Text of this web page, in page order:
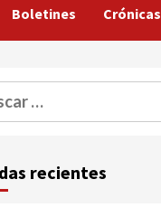
Boletines Crónicas
recientes